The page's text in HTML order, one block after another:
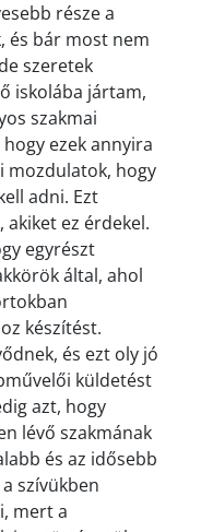
része a
és bár most nem
szeretek
iskolába jártam,
szakmai
ezek annyira
mozdulatok, hogy
adni. Ezt
ez érdekel.
egyrészt
által, ahol
készítést.
és ezt oly jó
küldetést
azt, hogy
lévő szakmának
és az idősebb
szívükben
mert a